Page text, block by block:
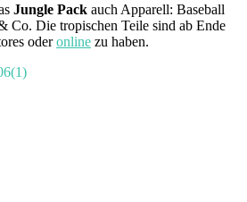
Jungle Pack auch Apparell: Baseball
Co. Die tropischen Teile sind ab Ende
oderonline zu haben.